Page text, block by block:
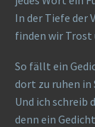
In der Tiefe der
finden wir Trost
So fällt ein
dort zu ruhen in
Und ich schreib
denn ein